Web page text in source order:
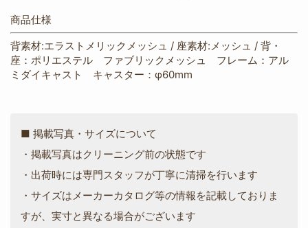
商品仕様
背素材:エラストメリックメッシュ / 座素材:メッシュ / 背・
座：ポリエステル ファブリックメッシュ フレーム：アル
ミダイキャスト キャスター：φ60mm
■ 掲載写真・サイズについて
・掲載写真はクリーニング前の状態です
・出荷時には専門スタッフが丁寧に清掃を行います
・サイズはメーカーカタログ等の情報を記載しておりま
すが、実寸と異なる場合がございます